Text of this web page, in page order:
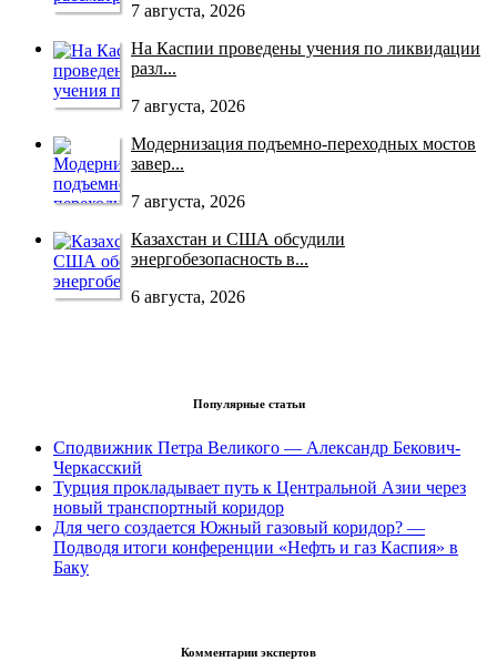
7 августа, 2026
На Каспии проведены учения по ликвидации
разл...
7 августа, 2026
Модернизация подъемно-переходных мостов
завер...
7 августа, 2026
Казахстан и США обсудили
энергобезопасность в...
6 августа, 2026
Популярные статьи
Сподвижник Петра Великого — Александр Бекович-
Черкасский
Турция прокладывает путь к Центральной Азии через
новый транспортный коридор
Для чего создается Южный газовый коридор? —
Подводя итоги конференции «Нефть и газ Каспия» в
Баку
Комментарии экспертов